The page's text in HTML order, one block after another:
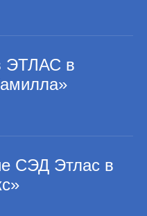
ЭТЛАС в
СЭД Этлас в